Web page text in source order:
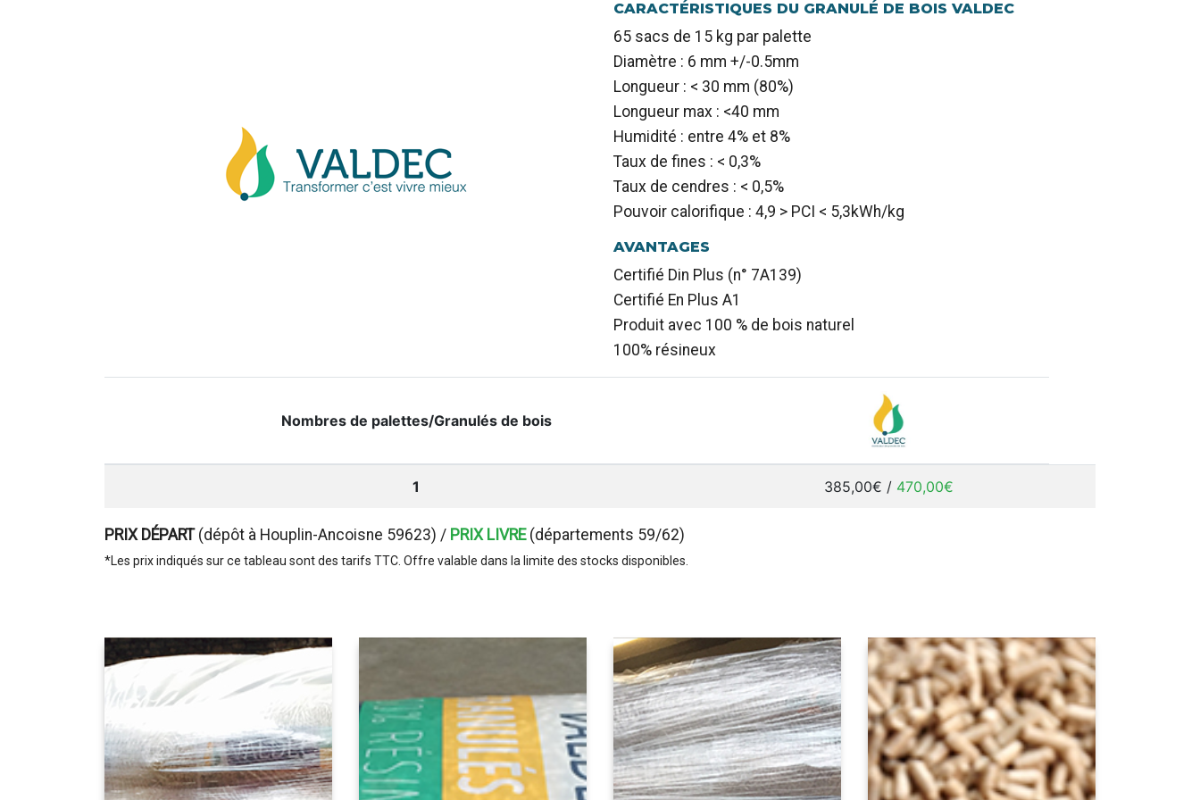
CARACTÉRISTIQUES DU GRANULÉ DE BOIS VALDEC
65 sacs de 15 kg par palette
Diamètre : 6 mm +/-0.5mm
Longueur : < 30 mm (80%)
Longueur max : <40 mm
Humidité : entre 4% et 8%
Taux de fines : < 0,3%
Taux de cendres : < 0,5%
Pouvoir calorifique : 4,9 > PCI < 5,3kWh/kg
AVANTAGES
Certifié Din Plus (n° 7A139)
Certifié En Plus A1
Produit avec 100 % de bois naturel
100% résineux
Nombres de palettes/Granulés de bois
1 385,00€ / 470,00€
PRIX DÉPART(dépôt à Houplin-Ancoisne 59623) / PRIX LIVRE(départements 59/62)
*Les prix indiqués sur ce tableau sont des tarifs TTC. Offre valable dans la limite des stocks disponibles.